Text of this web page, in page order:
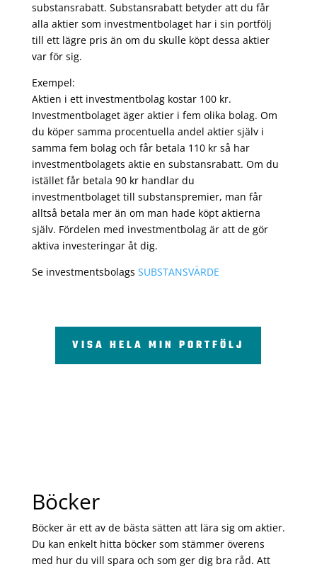
substansrabatt. Substansrabatt betyder att du får
alla aktier som investmentbolaget har i sin portfölj
till ett lägre pris än om du skulle köpt dessa aktier
var för sig.
Exempel:
Aktien i ett investmentbolag kostar 100 kr.
Investmentbolaget äger aktier i fem olika bolag. Om
du köper samma procentuella andel aktier själv i
samma fem bolag och får betala 110 kr så har
investmentbolagets aktie en substansrabatt. Om du
istället får betala 90 kr handlar du
investmentbolaget till substanspremier, man får
alltså betala mer än om man hade köpt aktierna
själv. Fördelen med investmentbolag är att de gör
aktiva investeringar åt dig.
Se investmentsbolags SUBSTANSVÄRDE
VISA HELA MIN PORTFÖLJ
Böcker
Böcker är ett av de bästa sätten att lära sig om aktier.
Du kan enkelt hitta böcker som stämmer överens
med hur du vill spara och som ger dig bra råd. Att